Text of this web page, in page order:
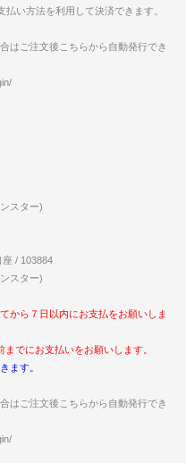
い方法を利用して決済できます。
はご注文後こちらから自動発行でき
スター)
座 / 103884
スター)
から７日以内にお支払をお願いしま
でにお支払いをお願いします。
ます。
はご注文後こちらから自動発行でき